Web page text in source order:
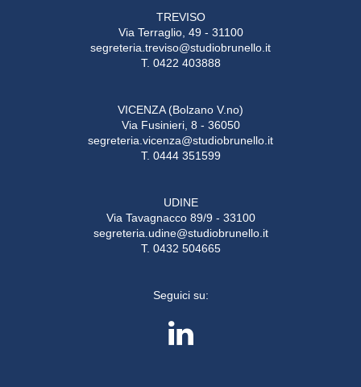
TREVISO
Via Terraglio, 49 - 31100
segreteria.treviso@studiobrunello.it
T. 0422 403888
VICENZA (Bolzano V.no)
Via Fusinieri, 8 - 36050
segreteria.vicenza@studiobrunello.it
T. 0444 351599
UDINE
Via Tavagnacco 89/9 - 33100
segreteria.udine@studiobrunello.it
T. 0432 504665
Seguici su: